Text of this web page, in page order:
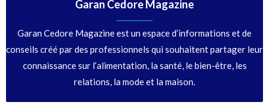
Garan Cedore Magazine
Garan Cedore Magazine est un espace d’informations et de
conseils créé par des professionnels qui souhaitent partager leur
connaissance sur l’alimentation, la santé, le bien-être, les
relations, la mode et la maison.